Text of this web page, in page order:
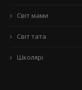
Світ мами
Світ тата
Школярі